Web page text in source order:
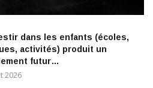
dans les enfants (écoles,
activités) produit un
futur…
2026